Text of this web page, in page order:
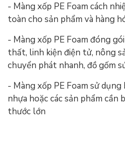
- Màng xốp PE Foam cách
toàn cho sản phẩm và hàng
- Màng xốp PE Foam đóng
thất, linh kiện điện tử, nông
chuyển phát nhanh, đồ gốm
- Màng xốp PE Foam sử dụng
nhựa hoặc các sản phẩm cần
thước lớn